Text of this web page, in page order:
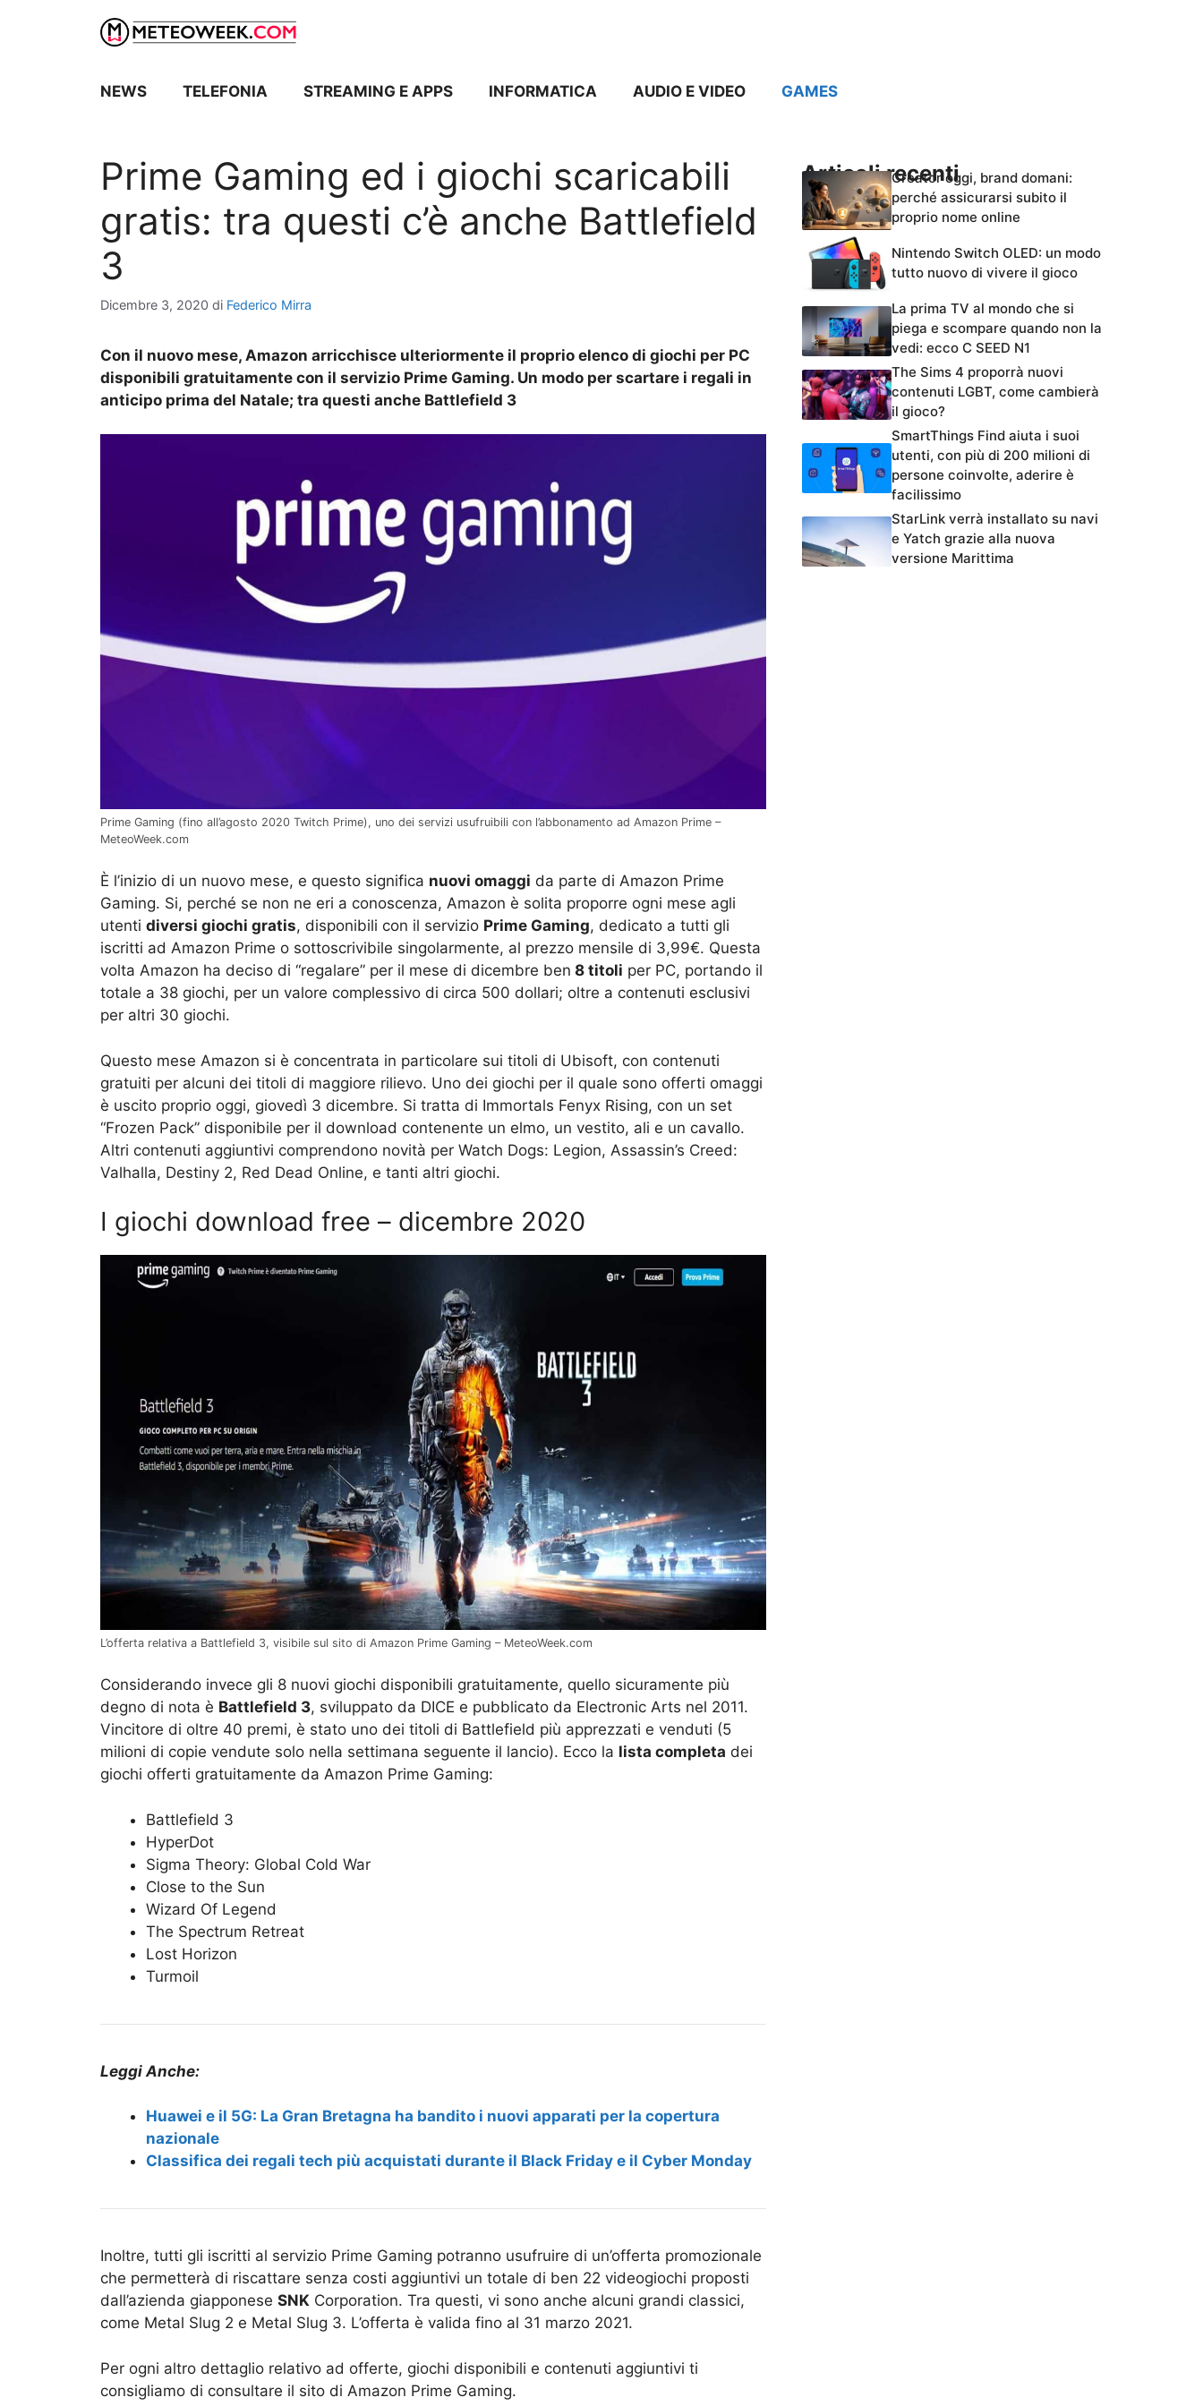
NEWS TELEFONIA STREAMING E APPS INFORMATICA AUDIO E VIDEO GAMES
Prime Gaming ed i giochi scaricabili
gratis: tra questi c’è anche Battlefield
3
Dicembre 3, 2020 di Federico Mirra
Con il nuovo mese, Amazon arricchisce ulteriormente il proprio elenco di giochi per PC
disponibili gratuitamente con il servizio Prime Gaming. Un modo per scartare i regali in
anticipo prima del Natale; tra questi anche Battlefield 3
Prime Gaming (fino all’agosto 2020 Twitch Prime), uno dei servizi usufruibili con l’abbonamento ad Amazon Prime –
MeteoWeek.com
È l’inizio di un nuovo mese, e questo significa nuovi omaggi da parte di Amazon Prime
Gaming. Si, perché se non ne eri a conoscenza, Amazon è solita proporre ogni mese agli
utenti diversi giochi gratis, disponibili con il servizio Prime Gaming, dedicato a tutti gli
iscritti ad Amazon Prime o sottoscrivibile singolarmente, al prezzo mensile di 3,99€. Questa
volta Amazon ha deciso di “regalare” per il mese di dicembre ben 8 titoli per PC, portando il
totale a 38 giochi, per un valore complessivo di circa 500 dollari; oltre a contenuti esclusivi
per altri 30 giochi.
Questo mese Amazon si è concentrata in particolare sui titoli di Ubisoft, con contenuti
gratuiti per alcuni dei titoli di maggiore rilievo. Uno dei giochi per il quale sono offerti omaggi
è uscito proprio oggi, giovedì 3 dicembre. Si tratta di Immortals Fenyx Rising, con un set
“Frozen Pack” disponibile per il download contenente un elmo, un vestito, ali e un cavallo.
Altri contenuti aggiuntivi comprendono novità per Watch Dogs: Legion, Assassin’s Creed:
Valhalla, Destiny 2, Red Dead Online, e tanti altri giochi.
I giochi download free – dicembre 2020
L’offerta relativa a Battlefield 3, visibile sul sito di Amazon Prime Gaming – MeteoWeek.com
Considerando invece gli 8 nuovi giochi disponibili gratuitamente, quello sicuramente più
degno di nota è Battlefield 3, sviluppato da DICE e pubblicato da Electronic Arts nel 2011.
Vincitore di oltre 40 premi, è stato uno dei titoli di Battlefield più apprezzati e venduti (5
milioni di copie vendute solo nella settimana seguente il lancio). Ecco la lista completa dei
giochi offerti gratuitamente da Amazon Prime Gaming:
Battlefield 3
HyperDot
Sigma Theory: Global Cold War
Close to the Sun
Wizard Of Legend
The Spectrum Retreat
Lost Horizon
Turmoil
Leggi Anche:
Huawei e il 5G: La Gran Bretagna ha bandito i nuovi apparati per la copertura
nazionale
Classifica dei regali tech più acquistati durante il Black Friday e il Cyber Monday
Inoltre, tutti gli iscritti al servizio Prime Gaming potranno usufruire di un’offerta promozionale
che permetterà di riscattare senza costi aggiuntivi un totale di ben 22 videogiochi proposti
dall’azienda giapponese SNK Corporation. Tra questi, vi sono anche alcuni grandi classici,
come Metal Slug 2 e Metal Slug 3. L’offerta è valida fino al 31 marzo 2021.
Per ogni altro dettaglio relativo ad offerte, giochi disponibili e contenuti aggiuntivi ti
consigliamo di consultare il sito di Amazon Prime Gaming.
Articoli recentiCreator oggi, brand domani:
perché assicurarsi subito il
proprio nome online
Nintendo Switch OLED: un modo
tutto nuovo di vivere il gioco
La prima TV al mondo che si
piega e scompare quando non la
vedi: ecco C SEED N1
The Sims 4 proporrà nuovi
contenuti LGBT, come cambierà
il gioco?
SmartThings Find aiuta i suoi
utenti, con più di 200 milioni di
persone coinvolte, aderire è
facilissimo
StarLink verrà installato su navi
e Yatch grazie alla nuova
versione Marittima